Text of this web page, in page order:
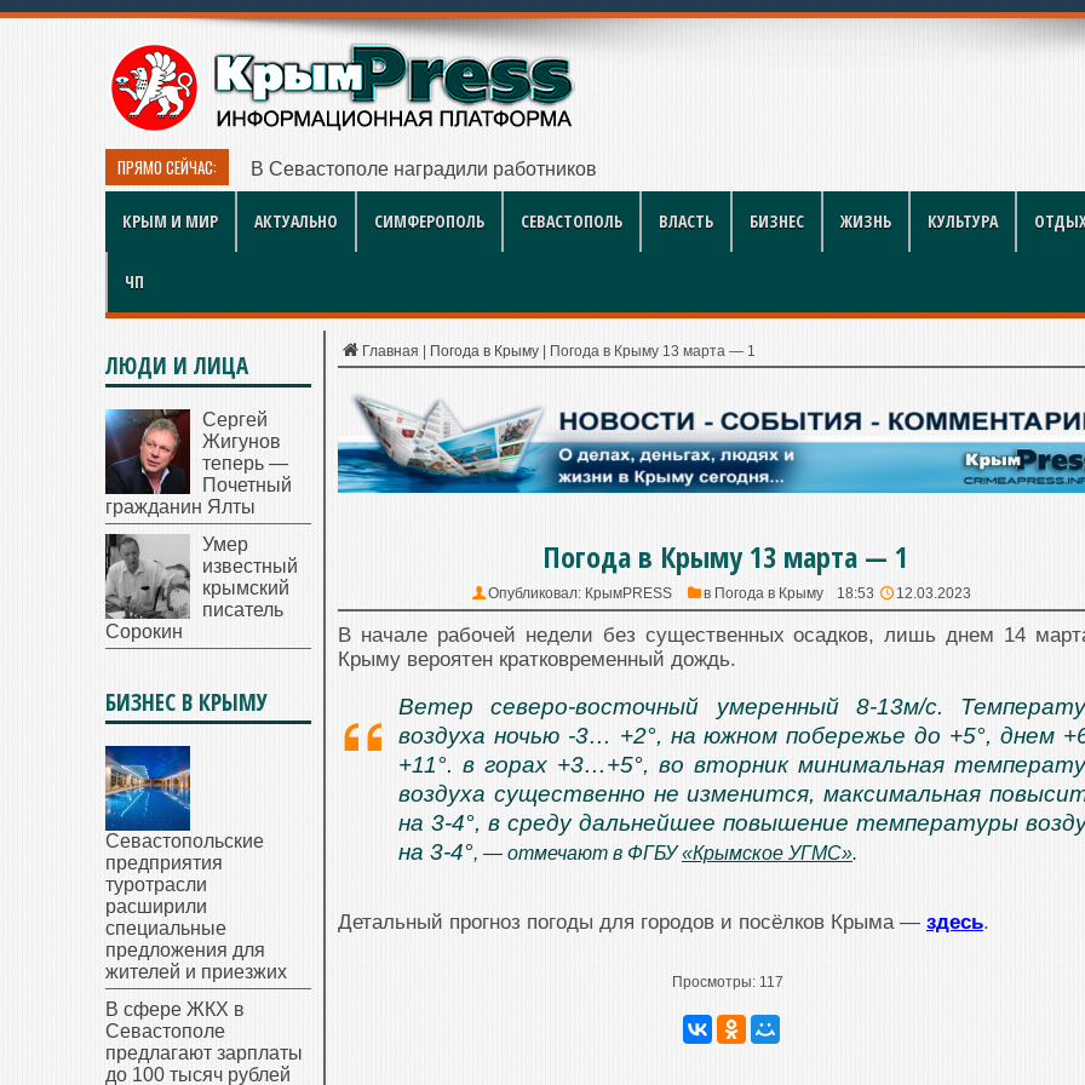
ПРЯМО СЕЙЧАС: В Севастополе наградили работников строительной отрасли
КРЫМ И МИР АКТУАЛЬНО СИМФЕРОПОЛЬ СЕВАСТОПОЛЬ ВЛАСТЬ БИЗНЕС ЖИЗНЬ КУЛЬТУРА
ЧП
Главная Погода в Крыму Погода в Крыму 13 марта — 1
Погода в Крыму 13 марта — 1
Опубликовал: КрымPRESS в Погода в Крыму 18:53 12.03.2023
В начале рабочей недели без существенных осадков, лишь днем 14
Крыму вероятен кратковременный дождь.
Ветер северо-восточный умеренный 8-13м/с.
воздуха ночью -3… +2°, на южном побережье до +5°, днем
+11°. в горах +3…+5°, во вторник минимальная
воздуха существенно не изменится, максимальная
на 3-4°, в среду дальнейшее повышение температуры
на 3-4°, — отмечают в ФГБУ«Крымское УГМС».
Детальный прогноз погоды для городов и посёлков Крыма — здесь.
Просмотры: 117
ЛЮДИ И ЛИЦА
Сергей
Жигунов
теперь —
Почетный
гражданин Ялты
Умер
известный
крымский
писатель
Сорокин
БИЗНЕС В КРЫМУ
Севастопольские
предприятия
туротрасли
расширили
специальные
предложения для
жителей и приезжих
В сфере ЖКХ в
Севастополе
предлагают зарплаты
до 100 тысяч рублей